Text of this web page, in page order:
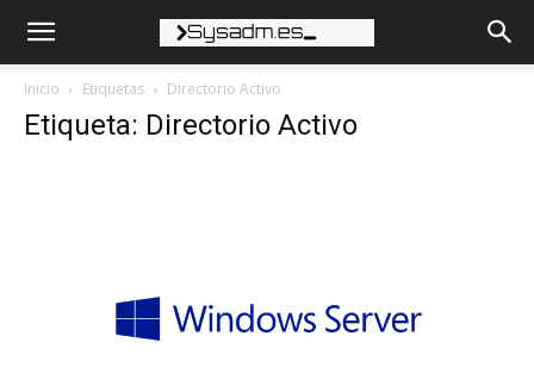
Inicio Etiquetas Directorio Activo
Etiqueta: Directorio Activo